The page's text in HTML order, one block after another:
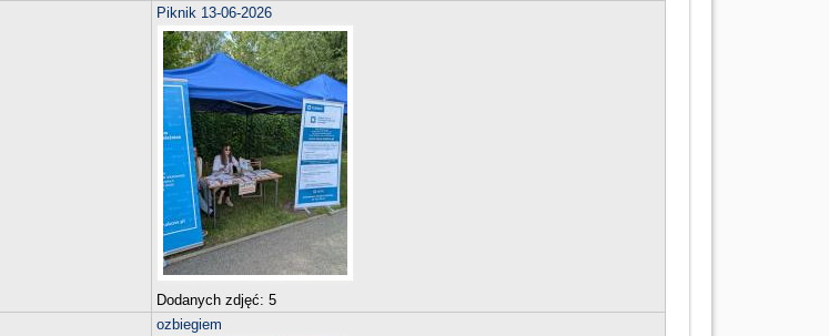
Piknik 13-06-2026
Dodanych zdjęć:5
ozbiegiem